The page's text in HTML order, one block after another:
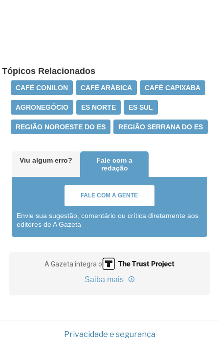
Tópicos Relacionados
CAFÉ CONILON CAFÉ ARÁBICA CAFÉ CAPIXABA
AGRONEGÓCIO ES NORTE ES SUL
REGIÃO NOROESTE DO ES REGIÃO SERRANA DO ES
Viu algum erro?
Fale com a
redação
FALE COM A GENTE
Envie sua sugestão, comentário ou crítica diretamente aos
editores de A Gazeta
A Gazeta integra o
Saiba mais
Privacidade e segurança